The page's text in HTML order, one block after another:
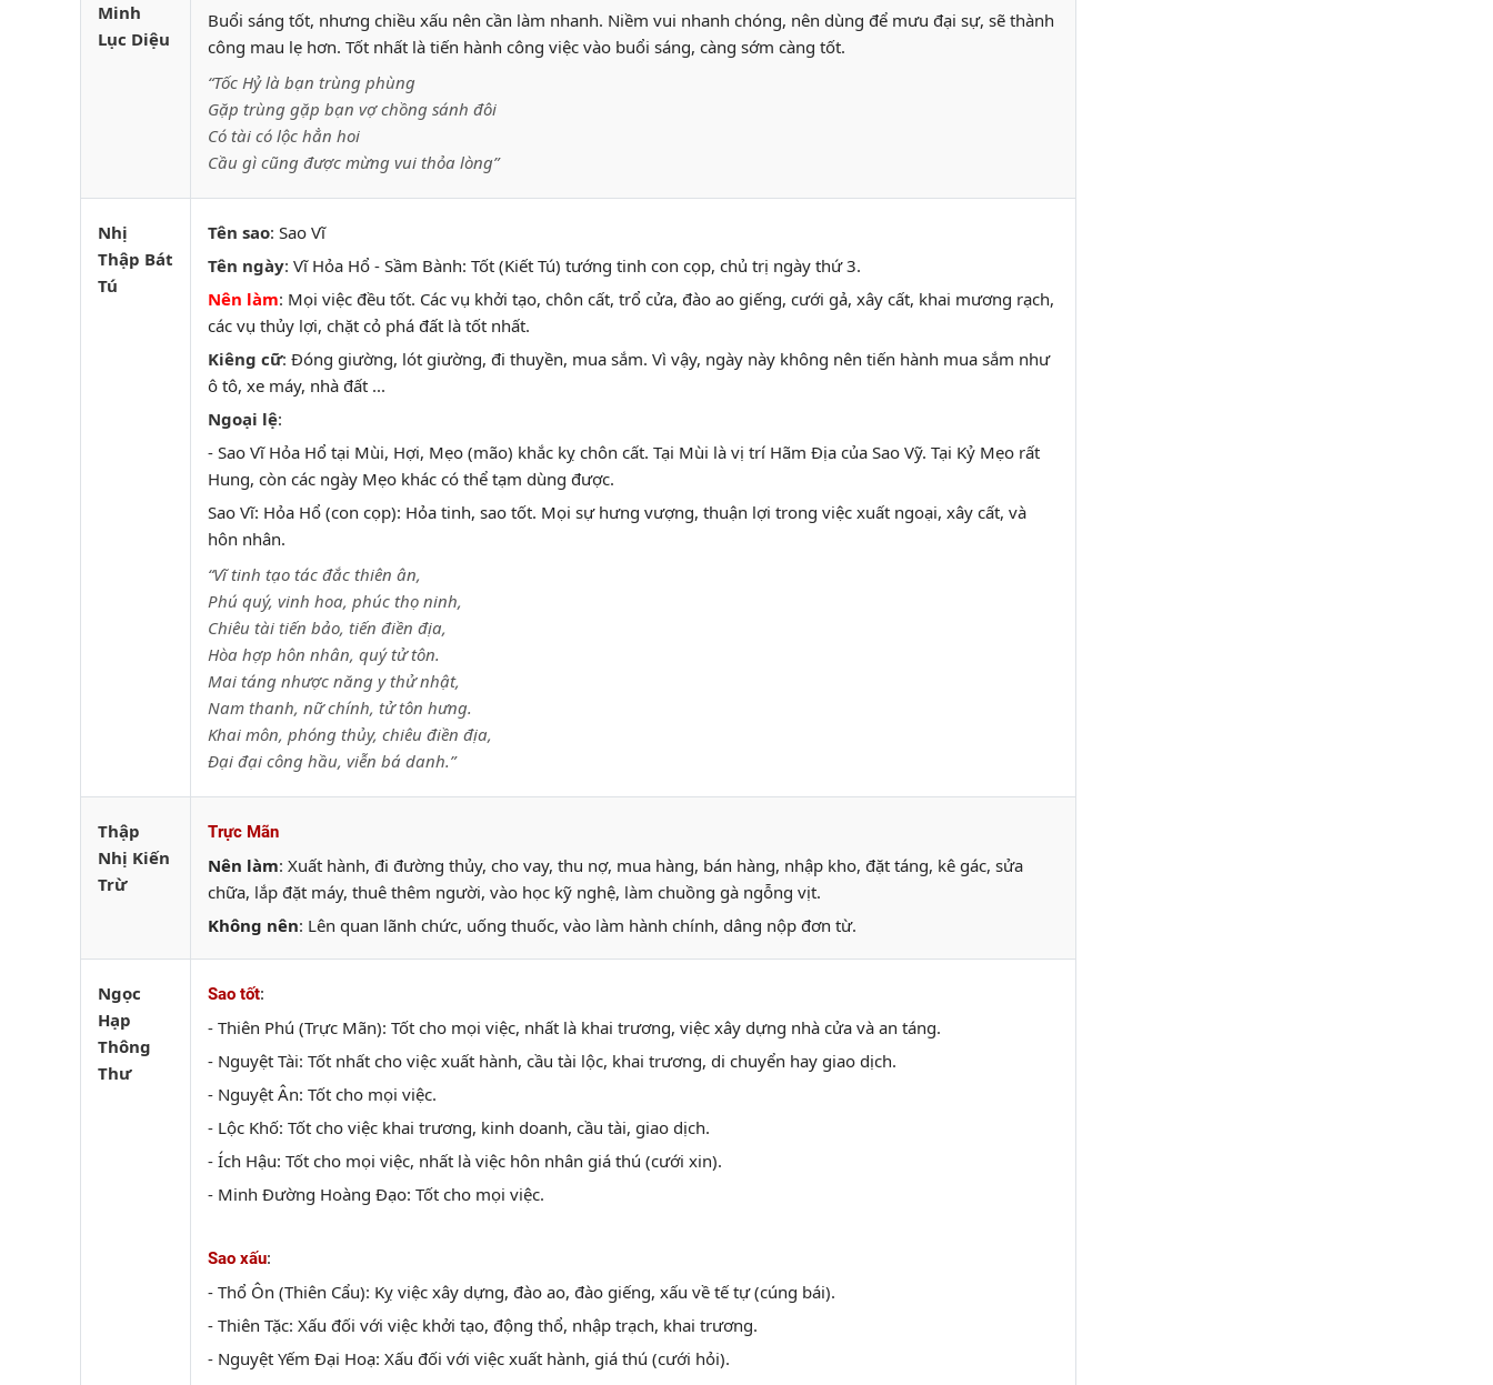
Minh
Lục Diệu
Buổi sáng tốt, nhưng chiều xấu nên cần làm nhanh. Niềm vui nhanh chóng, nên dùng để mưu đại sự, sẽ thành
công mau lẹ hơn. Tốt nhất là tiến hành công việc vào buổi sáng, càng sớm càng tốt.
“Tốc Hỷ là bạn trùng phùng
Gặp trùng gặp bạn vợ chồng sánh đôi
Có tài có lộc hẳn hoi
Cầu gì cũng được mừng vui thỏa lòng”
Nhị
Thập Bát
Tú
Tên sao: Sao Vĩ
Tên ngày: Vĩ Hỏa Hổ - Sầm Bành: Tốt (Kiết Tú) tướng tinh con cọp, chủ trị ngày thứ 3.
Nên làm: Mọi việc đều tốt. Các vụ khởi tạo, chôn cất, trổ cửa, đào ao giếng, cưới gả, xây cất, khai mương rạch,
các vụ thủy lợi, chặt cỏ phá đất là tốt nhất.
Kiêng cữ: Đóng giường, lót giường, đi thuyền, mua sắm. Vì vậy, ngày này không nên tiến hành mua sắm như
ô tô, xe máy, nhà đất ...
Ngoại lệ:
- Sao Vĩ Hỏa Hổ tại Mùi, Hợi, Mẹo (mão) khắc kỵ chôn cất. Tại Mùi là vị trí Hãm Địa của Sao Vỹ. Tại Kỷ Mẹo rất
Hung, còn các ngày Mẹo khác có thể tạm dùng được.
Sao Vĩ: Hỏa Hổ (con cọp): Hỏa tinh, sao tốt. Mọi sự hưng vượng, thuận lợi trong việc xuất ngoại, xây cất, và
hôn nhân.
“Vĩ tinh tạo tác đắc thiên ân,
Phú quý, vinh hoa, phúc thọ ninh,
Chiêu tài tiến bảo, tiến điền địa,
Hòa hợp hôn nhân, quý tử tôn.
Mai táng nhược năng y thử nhật,
Nam thanh, nữ chính, tử tôn hưng.
Khai môn, phóng thủy, chiêu điền địa,
Đại đại công hầu, viễn bá danh.”
Thập
Nhị Kiến
Trừ
Trực Mãn
Nên làm: Xuất hành, đi đường thủy, cho vay, thu nợ, mua hàng, bán hàng, nhập kho, đặt táng, kê gác, sửa
chữa, lắp đặt máy, thuê thêm người, vào học kỹ nghệ, làm chuồng gà ngỗng vịt.
Không nên: Lên quan lãnh chức, uống thuốc, vào làm hành chính, dâng nộp đơn từ.
Ngọc
Hạp
Thông
Thư
Sao tốt:
- Thiên Phú (Trực Mãn): Tốt cho mọi việc, nhất là khai trương, việc xây dựng nhà cửa và an táng.
- Nguyệt Tài: Tốt nhất cho việc xuất hành, cầu tài lộc, khai trương, di chuyển hay giao dịch.
- Nguyệt Ân: Tốt cho mọi việc.
- Lộc Khố: Tốt cho việc khai trương, kinh doanh, cầu tài, giao dịch.
- Ích Hậu: Tốt cho mọi việc, nhất là việc hôn nhân giá thú (cưới xin).
- Minh Đường Hoàng Đạo: Tốt cho mọi việc.
Sao xấu:
- Thổ Ôn (Thiên Cẩu): Kỵ việc xây dựng, đào ao, đào giếng, xấu về tế tự (cúng bái).
- Thiên Tặc: Xấu đối với việc khởi tạo, động thổ, nhập trạch, khai trương.
- Nguyệt Yếm Đại Hoạ: Xấu đối với việc xuất hành, giá thú (cưới hỏi).